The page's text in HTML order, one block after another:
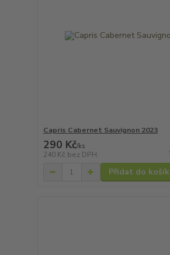
Capris Cabernet Sauvignon 2023
290 Kč/ks
240 Kč bez DPH
Přidat do